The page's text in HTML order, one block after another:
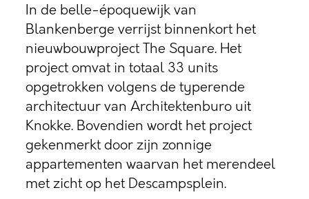
In de belle-époquewijk van
Blankenberge verrijst binnenkort het
nieuwbouwproject The Square. Het
project omvat in totaal 33 units
opgetrokken volgens de typerende
architectuur van Architektenburo uit
Knokke. Bovendien wordt het project
gekenmerkt door zijn zonnige
appartementen waarvan het merendeel
met zicht op het Descampsplein.